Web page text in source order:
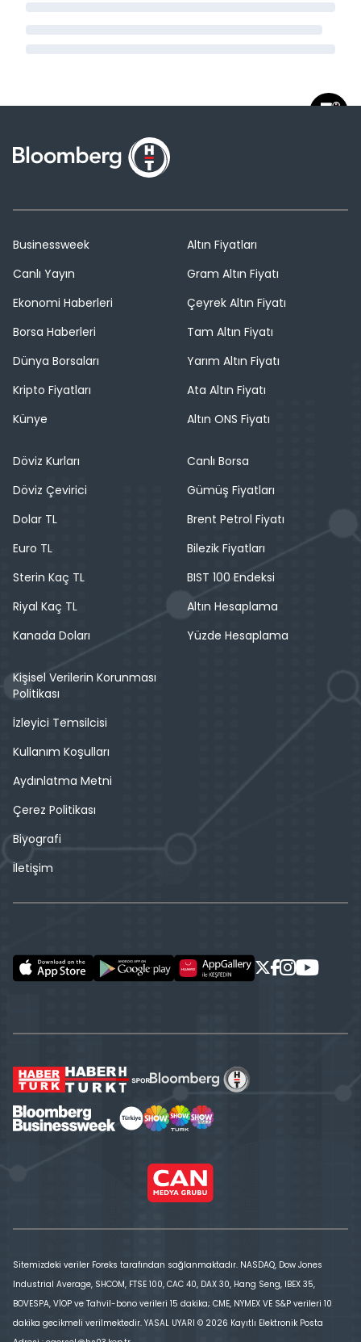
Businessweek
Canlı Yayın
Ekonomi Haberleri
Borsa Haberleri
Dünya Borsaları
Kripto Fiyatları
Künye
Altın Fiyatları
Gram Altın Fiyatı
Çeyrek Altın Fiyatı
Tam Altın Fiyatı
Yarım Altın Fiyatı
Ata Altın Fiyatı
Altın ONS Fiyatı
Döviz Kurları
Döviz Çevirici
Dolar TL
Euro TL
Sterin Kaç TL
Riyal Kaç TL
Kanada Doları
Canlı Borsa
Gümüş Fiyatları
Brent Petrol Fiyatı
Bilezik Fiyatları
BIST 100 Endeksi
Altın Hesaplama
Yüzde Hesaplama
Kişisel Verilerin Korunması
Politikası
İzleyici Temsilcisi
Kullanım Koşulları
Aydınlatma Metni
Çerez Politikası
Biyografi
İletişim
Sitemizdeki veriler Foreks tarafından sağlanmaktadır. NASDAQ, Dow Jones
Industrial Average, SHCOM, FTSE 100, CAC 40, DAX 30, Hang Seng, IBEX 35,
BOVESPA, VİOP ve Tahvil-bono verileri 15 dakika; CME, NYMEX VE S&P verileri 10
dakika gecikmeli verilmektedir. YASAL UYARI © 2026 Kayıtlı Elektronik Posta